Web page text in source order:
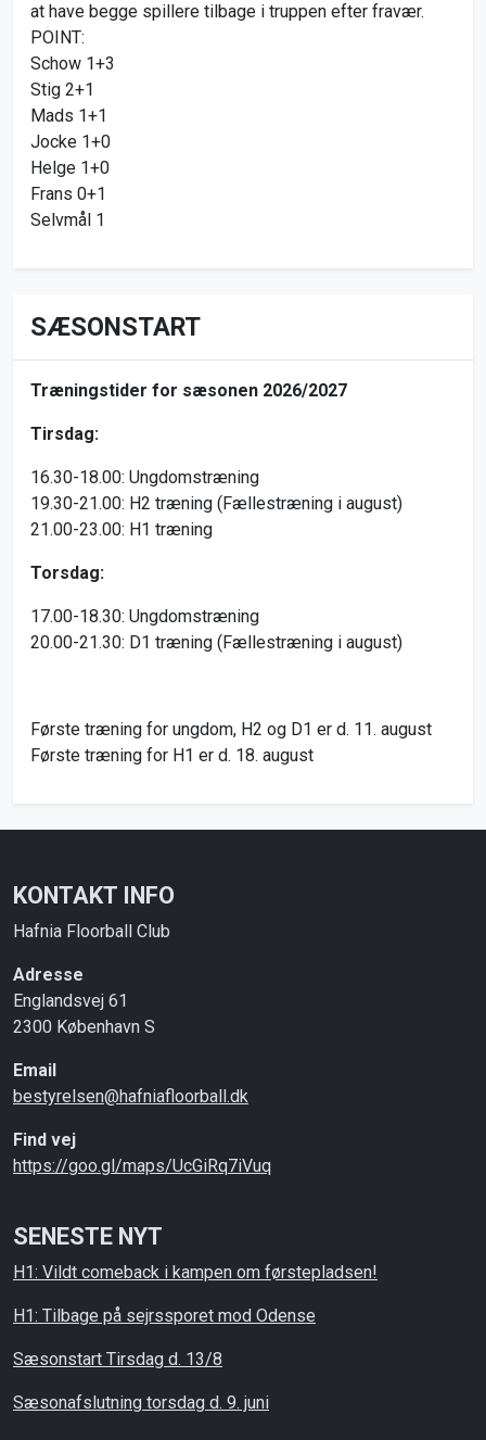
at have begge spillere tilbage i truppen efter fravær.
POINT:
Schow 1+3
Stig 2+1
Mads 1+1
Jocke 1+0
Helge 1+0
Frans 0+1
Selvmål 1
SÆSONSTART
Træningstider for sæsonen 2026/2027
Tirsdag:
16.30-18.00: Ungdomstræning
19.30-21.00: H2 træning (Fællestræning i august)
21.00-23.00: H1 træning
Torsdag:
17.00-18.30: Ungdomstræning
20.00-21.30: D1 træning (Fællestræning i august)
Første træning for ungdom, H2 og D1 er d. 11. august
Første træning for H1 er d. 18. august
KONTAKT INFO
Hafnia Floorball Club
Adresse
Englandsvej 61
2300 København S
Email
bestyrelsen@hafniafloorball.dk
Find vej
https://goo.gl/maps/UcGiRq7iVuq
SENESTE NYT
H1: Vildt comeback i kampen om førstepladsen!
H1: Tilbage på sejrssporet mod Odense
Sæsonstart Tirsdag d. 13/8
Sæsonafslutning torsdag d. 9. juni